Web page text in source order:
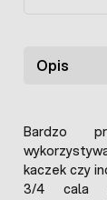
Opis
Bardzo
kaczek czy
3/4 cala